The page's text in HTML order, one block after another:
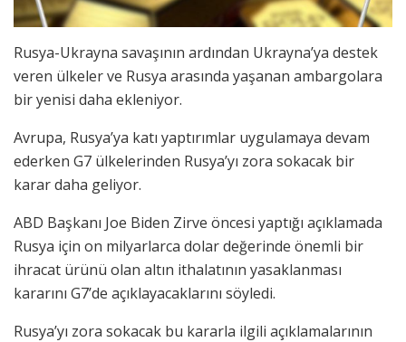
Rusya-Ukrayna savaşının ardından Ukrayna’ya destek
veren ülkeler ve Rusya arasında yaşanan ambargolara
bir yenisi daha ekleniyor.
Avrupa, Rusya’ya katı yaptırımlar uygulamaya devam
ederken G7 ülkelerinden Rusya’yı zora sokacak bir
karar daha geliyor.
ABD Başkanı Joe Biden Zirve öncesi yaptığı açıklamada
Rusya için on milyarlarca dolar değerinde önemli bir
ihracat ürünü olan altın ithalatının yasaklanması
kararını G7’de açıklayacaklarını söyledi.
Rusya’yı zora sokacak bu kararla ilgili açıklamalarının